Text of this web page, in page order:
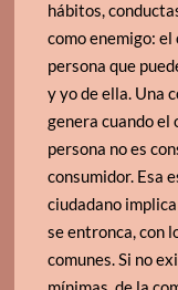
hábitos,
como enemigo: el
persona que
y yo de ella. Una
genera cuando el
persona no es
consumidor. Esa
ciudadano
se entronca, con
comunes. Si no